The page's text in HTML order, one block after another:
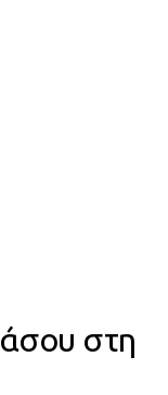
στη